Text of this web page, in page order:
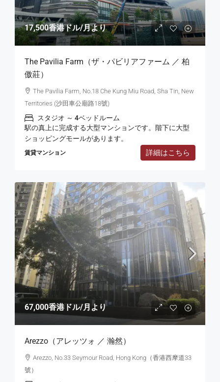
17,500香港ドル/月より
The Pavilia Farm（ザ・パビリアファーム ／ 柏
傲莊）
The Pavilia Farm, No.18 Che Kung Miu Road, Sha Tin, New
Territories (沙田車公廟路18號)
スタジオ ～ 4ベッドルーム
駅の真上に完成する大型マンションです。階下に大型
ショッピングモールがあります。
賃貸マンション 詳細はこちら
67,000香港ドル/月より
Arezzo（アレッツォ ／ 瀚然）
Arezzo, No.33 Seymour Road, Hong Kong（香港西摩道33
號）